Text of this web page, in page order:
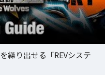
繰り出せる「REVシステ